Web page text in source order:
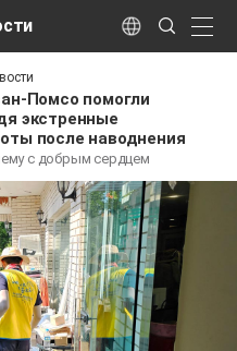
Language
Search
Submit
Помсо помогли
экстренные
после наводнения
с добрым сердцем